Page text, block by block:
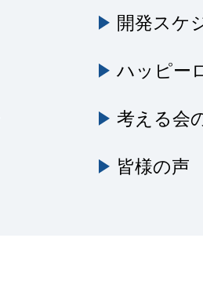
開発スケ
ハッピー
考える会
皆様の声